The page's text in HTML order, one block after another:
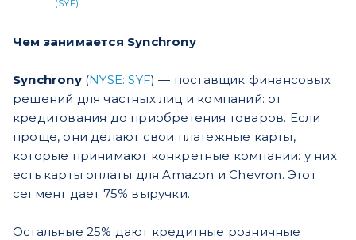
(SYF)
Чем занимается Synchrony
Synchrony(NYSE: SYF) — поставщик финансовых
решений для частных лиц и компаний: от
кредитования до приобретения товаров. Если
проще, они делают свои платежные карты,
которые принимают конкретные компании: у них
есть карты оплаты для Amazon и Chevron. Этот
сегмент дает 75% выручки.
Остальные 25% дают кредитные розничные